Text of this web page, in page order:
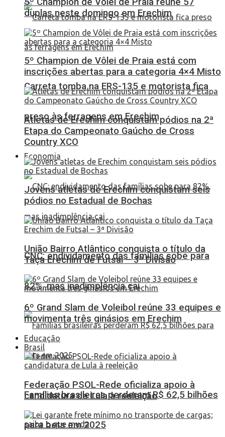
Carreta tomba na ERS-135 e motorista fica
preso às ferragens em Erechim
Economia
CNC: endividamento das famílias sobe para
82%, mas inadimplência cai
Famílias brasileiras perderam R$ 62,5 bilhões
para bets em 2025
duplas neste domingo em Erechim
5º Champion de Vôlei de Praia está com
inscrições abertas para a categoria 4×4 Misto
Atletas de Erechim conquistam pódios na 2ª
Etapa do Campeonato Gaúcho de Cross
Country XCO
Jovens atletas de Erechim conquistam seis
pódios no Estadual de Bochas
União Bairro Atlântico conquista o título da
Taça Erechim de Futsal – 3ª Divisão
6º Grand Slam de Voleibol reúne 33 equipes e
movimenta três ginásios em Erechim
Educação
Brasil
Federação PSOL-Rede oficializa apoio à
candidatura de Lula à reeleição